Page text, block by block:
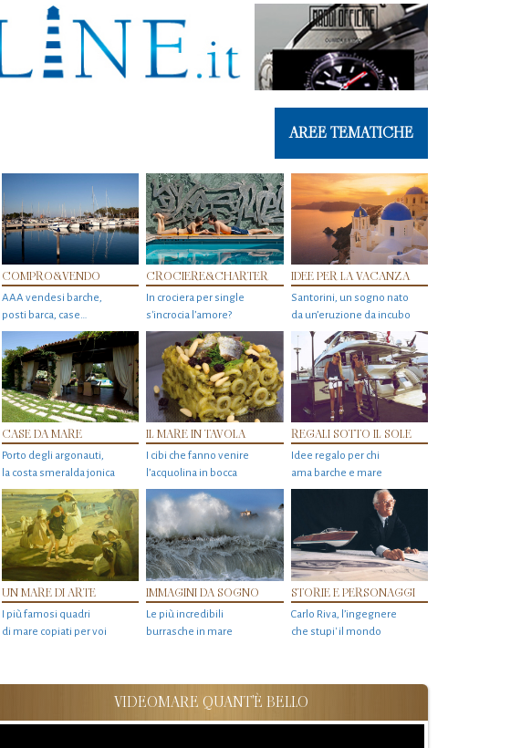
AREE TEMATICHE
COMPRO&VENDO
AAA vendesi barche,
posti barca, case…
CROCIERE&CHARTER
In crociera per single
s'incrocia l’amore?
IDEE PER LA VACANZA
Santorini, un sogno nato
da un’eruzione da incubo
CASE DA MARE
Porto degli argonauti,
la costa smeralda jonica
IL MARE IN TAVOLA
I cibi che fanno venire
l’acquolina in bocca
REGALI SOTTO IL SOLE
Idee regalo per chi
ama barche e mare
UN MARE DI ARTE
I più famosi quadri
di mare copiati per voi
IMMAGINI DA SOGNO
Le più incredibili
burrasche in mare
STORIE E PERSONAGGI
Carlo Riva, l’ingegnere
che stupi' il mondo
VIDEOMARE QUANT'È BELLO